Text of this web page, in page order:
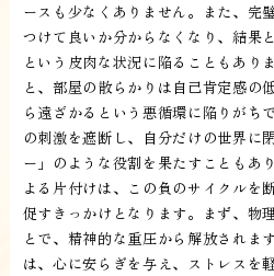
ースも少なくありません。また、完
つけて良いか分からなくなり、結果
という皮肉な状況に陥ることもあり
と、部屋の散らかりは自己肯定感の
ら遠ざかるという悪循環に陥りがち
の刺激を遮断し、自分だけの世界に
ー」のような役割を果たすこともあ
よる片付けは、この負のサイクルを
促すきっかけとなります。まず、物
とで、精神的な重圧から解放されま
は、心に安らぎを与え、ストレスを